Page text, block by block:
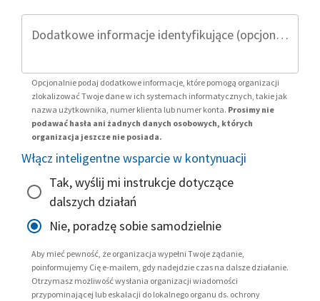
Dodatkowe informacje identyfikujące (opcjonalnie)
Opcjonalnie podaj dodatkowe informacje, które pomogą organizacji
zlokalizować Twoje dane w ich systemach informatycznych, takie jak
nazwa użytkownika, numer klienta lub numer konta. Prosimy nie
podawać hasła ani żadnych danych osobowych, których
organizacja jeszcze nie posiada.
Włącz inteligentne wsparcie w kontynuacji
Tak, wyślij mi instrukcje dotyczące
dalszych działań
Nie, poradzę sobie samodzielnie
Aby mieć pewność, że organizacja wypełni Twoje żądanie,
poinformujemy Cię e-mailem, gdy nadejdzie czas na dalsze działanie.
Otrzymasz możliwość wysłania organizacji wiadomości
przypominającej lub eskalacji do lokalnego organu ds. ochrony